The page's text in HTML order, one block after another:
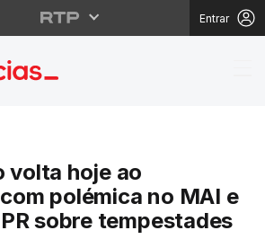
Entrar
volta
volta hoje ao
polémica no MAI e
sobre tempestades